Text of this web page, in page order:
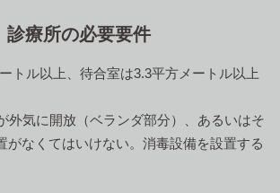
診療所の必要要件
トル以上、待合室は3.3平方メートル以上
外気に開放（ベランダ部分）、あるいはそ
がなくてはいけない。消毒設備を設置する